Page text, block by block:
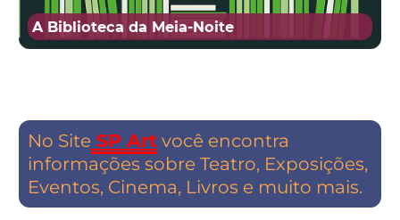
A Biblioteca da Meia-Noite
No Site SP Artvocê encontra
informações sobre Teatro, Exposições,
Eventos, Cinema, Livros e muito mais.